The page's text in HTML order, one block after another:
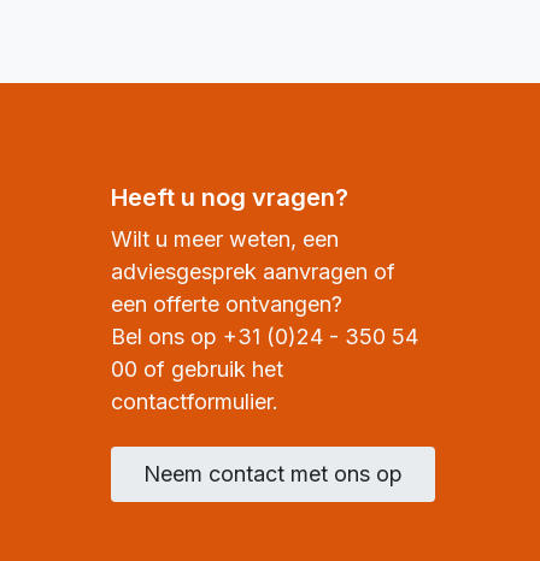
Heeft u nog vragen?
Wilt u meer weten, een
adviesgesprek aanvragen of
een offerte ontvangen?
Bel ons op +31 (0)24 - 350 54
00 of gebruik het
contactformulier.
Neem contact met ons op